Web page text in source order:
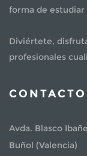
forma de estudiar
Diviértete,
profesionales
CONTACTO
Avda. Blasco
Buñol (Valencia)